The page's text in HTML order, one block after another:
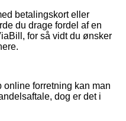
betalingskort eller
du drage fordel af en
for så vidt du ønsker
forretning kan man
dog er det i